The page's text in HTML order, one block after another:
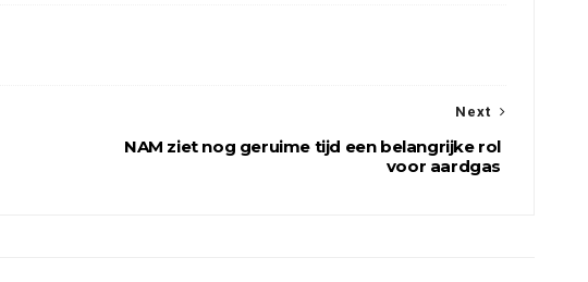
Next
NAM ziet nog geruime tijd een belangrijke rol
voor aardgas